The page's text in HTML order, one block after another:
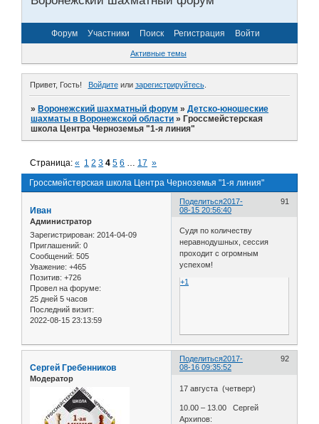
Форум Участники Поиск Регистрация Войти
Активные темы
Привет, Гость! Войдитеили зарегистрируйтесь.
»Воронежский шахматный форум »Детско-юношеские
шахматы в Воронежской области »Гроссмейстерская
школа Центра Черноземья "1-я линия"
Гроссмейстерская школа Центра Черноземья "1-я линия"
Страница:« 1 2 3 4 5 6 … 17 »
Поделиться 91
2017-
08-15 20:56:40
Иван
Администратор
Зарегистрирован: 2014-04-09
Приглашений: 0
Сообщений: 505
Уважение: +465
Позитив: +726
Провел на форуме:
25 дней 5 часов
Последний визит:
2022-08-15 23:13:59
Судя по количеству
неравнодушных, сессия
проходит с огромным
успехом!
+1
Поделиться 92
2017-
08-16 09:35:52
Сергей Гребенников
Модератор
17 августа (четверг)
10.00 – 13.00 Сергей
Архипов: